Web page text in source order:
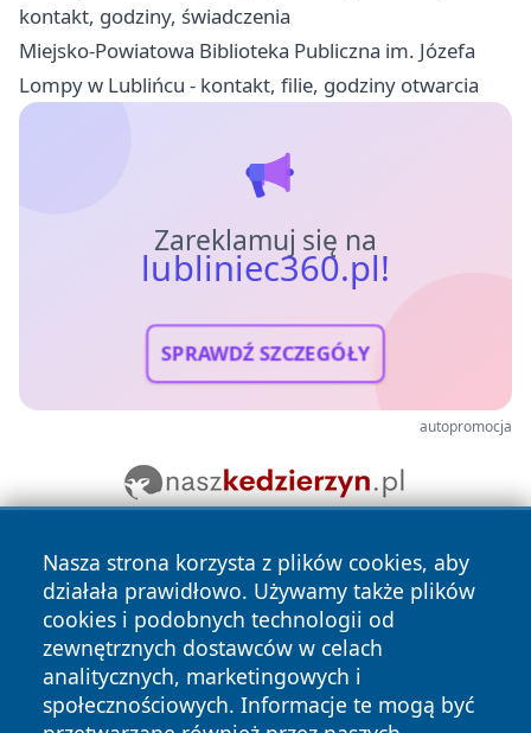
kontakt, godziny, świadczenia
Miejsko-Powiatowa Biblioteka Publiczna im. Józefa
Lompy w Lublińcu - kontakt, filie, godziny otwarcia
Zareklamuj się na
lubliniec360.pl!
SPRAWDŹ SZCZEGÓŁY
autopromocja
Nasza strona korzysta z plików cookies, aby
działała prawidłowo. Używamy także plików
cookies i podobnych technologii od
zewnętrznych dostawców w celach
analitycznych, marketingowych i
społecznościowych. Informacje te mogą być
Copyright © 2026 lubliniec360.pl Wszystkie prawa
zastrzeżone.